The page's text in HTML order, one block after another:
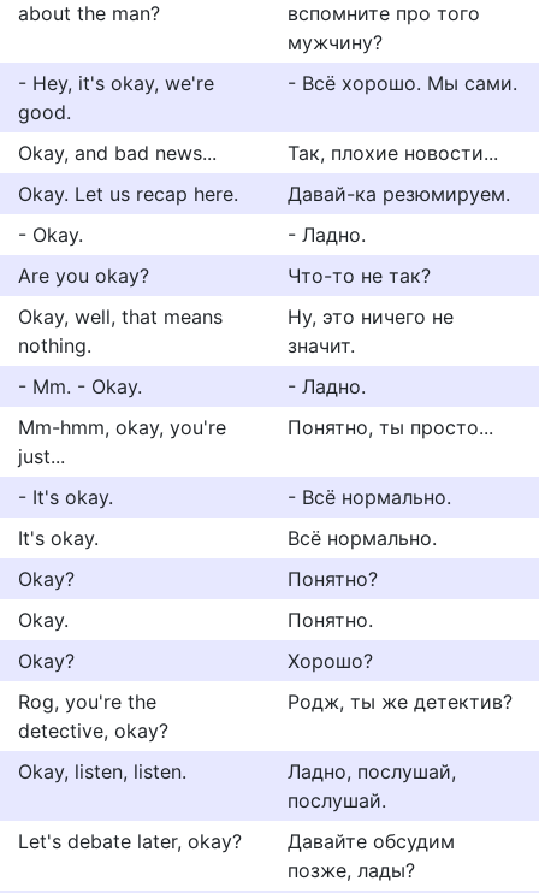
about the man?
вспомните про того
мужчину?
- Hey, it's okay, we're
good.
- Всё хорошо. Мы сами.
Okay, and bad news...
Так, плохие новости...
Okay. Let us recap here.
Давай-ка резюмируем.
- Okay.
- Ладно.
Are you okay?
Что-то не так?
Okay, well, that means
nothing.
Ну, это ничего не
значит.
- Mm. - Okay.
- Ладно.
Mm-hmm, okay, you're
just...
Понятно, ты просто...
- It's okay.
- Всё нормально.
It's okay.
Всё нормально.
Okay?
Понятно?
Okay.
Понятно.
Okay?
Хорошо?
Rog, you're the
detective, okay?
Родж, ты же детектив?
Okay, listen, listen.
Ладно, послушай,
послушай.
Let's debate later, okay?
Давайте обсудим
позже, лады?